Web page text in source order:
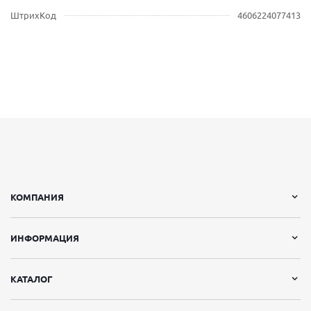
ШтрихКод 4606224077413
КОМПАНИЯ
ИНФОРМАЦИЯ
КАТАЛОГ